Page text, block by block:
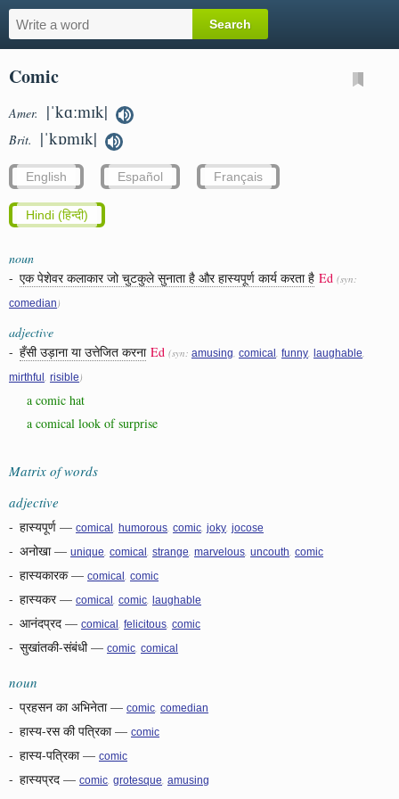
Comic
Amer. |ˈkɑːmɪk|
Brit. |ˈkɒmɪk|
English Español Français
Hindi (हिन्दी)
noun
- एक पेशेवर कलाकार जो चुटकुले सुनाता है और हास्यपूर्ण कार्य करता है Ed (syn:
comedian )
adjective
- हँसी उड़ाना या उत्तेजित करना Ed (syn: amusing comical funny laughable
mirthful risible )
a comic hat
a comical look of surprise
Matrix of words
adjective
- हास्यपूर्ण — comical humorous comic joky jocose
- अनोखा— unique comical strange marvelous uncouth comic
- हास्यकारक— comical comic
- हास्यकर— comical comic laughable
- आनंदप्रद — comical felicitous comic
- सुखांतकी-संबंधी— comic comical
noun
- प्रहसन का अभिनेता— comic comedian
- हास्य-रस की पत्रिका— comic
- हास्य-पत्रिका— comic
- हास्यप्रद — comic grotesque amusing